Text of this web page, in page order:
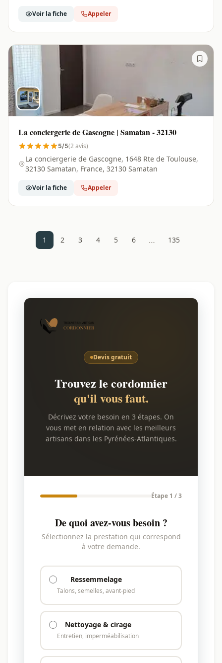
Voir la fiche Appeler
La conciergerie de Gascogne | Samatan - 32130
5/5(2 avis)
La conciergerie de Gascogne, 1648 Rte de Toulouse,
32130 Samatan, France, 32130 Samatan
Voir la fiche Appeler
1 2 3 4 5 6 … 135
Devis gratuit
Trouvez le cordonnier
qu'il vous faut.
Décrivez votre besoin en 3 étapes. On
vous met en relation avec les meilleurs
artisans dans les Pyrénées-Atlantiques.
Étape 1 / 3
De quoi avez-vous besoin ?
Sélectionnez la prestation qui correspond
à votre demande.
Ressemmelage
Talons, semelles, avant-pied
Nettoyage & cirage
Entretien, imperméabilisation